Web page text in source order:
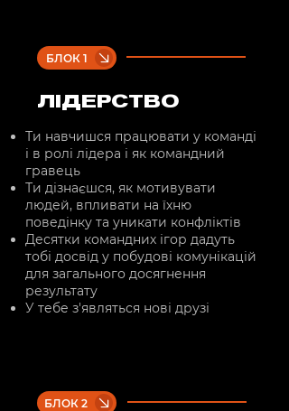
БЛОК 1
ЛІДЕРСТВО
Ти навчишся працювати у команді
і в ролі лідера і як командний
гравець
Ти дізнаєшся, як мотивувати
людей, впливати на їхню
поведінку та уникати конфліктів
Десятки командних ігор дадуть
тобі досвід у побудові комунікацій
для загального досягнення
результату
У тебе з'являться нові друзі
БЛОК 2